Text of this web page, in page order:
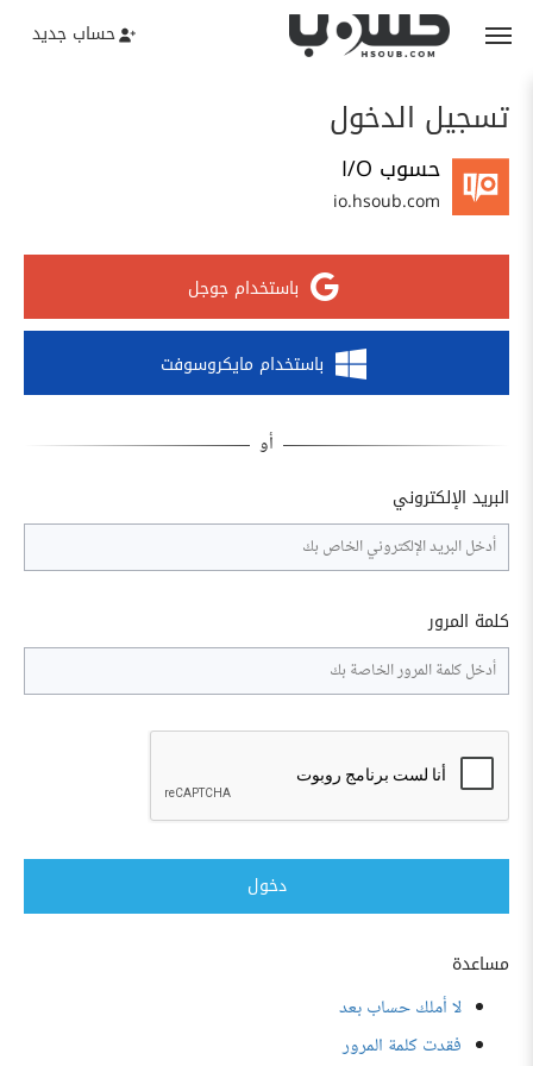
حساب جديد
تسجيل الدخول
حسوب I/O
io.hsoub.com
باستخدام جوجل
باستخدام مايكروسوفت
البريد الإلكتروني
كلمة المرور
دخول
مساعدة
لا أملك حساب بعد
فقدت كلمة المرور